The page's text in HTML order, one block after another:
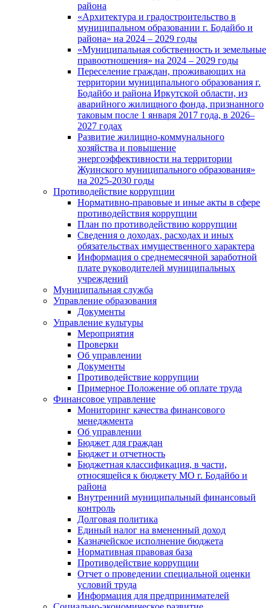
района
«Архитектура и градостроительство в
муниципальном образовании г. Бодайбо и
района» на 2024 – 2029 годы
«Муниципальная собственность и земельные
правоотношения» на 2024 – 2029 годы
Переселение граждан, проживающих на
территории муниципального образования г.
Бодайбо и района Иркутской области, из
аварийного жилищного фонда, признанного
таковым после 1 января 2017 года, в 2026–
2027 годах
Развитие жилищно-коммунального
хозяйства и повышение
энергоэффективности на территории
Жуинского муниципального образования»
на 2025-2030 годы
Противодействие коррупции
Нормативно-правовые и иные акты в сфере
противодействия коррупции
План по противодействию коррупции
Сведения о доходах, расходах и иных
обязательствах имущественного характера
Информация о среднемесячной заработной
плате руководителей муниципальных
учреждений
Муниципальная служба
Управление образования
Документы
Управление культуры
Мероприятия
Проверки
Об управлении
Документы
Противодействие коррупции
Примерное Положение об оплате труда
Финансовое управление
Мониторинг качества финансового
менеджмента
Об управлении
Бюджет для граждан
Бюджет и отчетность
Бюджетная классификация, в части,
относящейся к бюджету МО г. Бодайбо и
района
Внутренний муниципальный финансовый
контроль
Долговая политика
Единый налог на вмененный доход
Казначейское исполнение бюджета
Нормативная правовая база
Противодействие коррупции
Отчет о проведении специальной оценки
условий труда
Информация для предпринимателей